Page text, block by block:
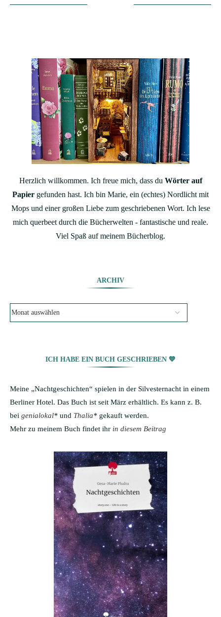
Herzlich willkommen. Ich freue mich, dass du Wörter auf
Papier gefunden hast. Ich bin Marie, ein (echtes) Nordlicht mit
Mops und einer großen Liebe zum geschriebenen Wort. Ich lese
mich querbeet durch die Bücherwelten - fantastische und reale.
Viel Spaß auf meinem Bücherblog.
ARCHIV
ICH HABE EIN BUCH GESCHRIEBEN 💙
Meine „Nachtgeschichten“ spielen in der Silvesternacht in einem
Berliner Hotel. Das Buch ist seit März erhältlich. Es kann z. B.
bei genialokal* und Thalia* gekauft werden.
Mehr zu meinem Buch findet ihr in diesem Beitrag